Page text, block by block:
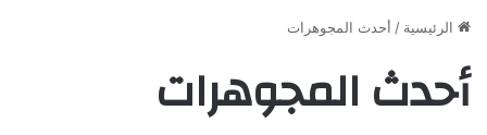
الرئيسية / أحدث المجوهرات
أحدث المجوهرات